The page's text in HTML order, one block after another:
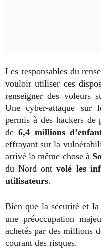
Les responsables du
vouloir utiliser ces
renseigner des voleurs
Une cyber-attaque sur
permis à des hackers de
de6,4 millions
effrayant sur la
arrivé la même chose à
du Nord ontvolé les
utilisateurs.
Bien que la sécurité et
une préoccupation
achetés par des millions
courant des risques.